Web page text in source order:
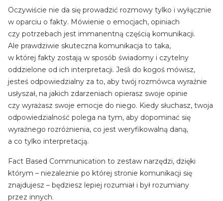
Oczywiście nie da się prowadzić rozmowy tylko i wyłącznie
w oparciu o fakty. Mówienie o emocjach, opiniach
czy potrzebach jest immanentną częścią komunikacji.
Ale prawdziwie skuteczna komunikacja to taka,
w której fakty zostają w sposób świadomy i czytelny
oddzielone od ich interpretacji. Jeśli do kogoś mówisz,
jesteś odpowiedzialny za to, aby twój rozmówca wyraźnie
usłyszał, na jakich zdarzeniach opierasz swoje opinie
czy wyrażasz swoje emocje do niego. Kiedy słuchasz, twoja
odpowiedzialność polega na tym, aby dopominać się
wyraźnego rozróżnienia, co jest weryfikowalną daną,
a co tylko interpretacją.
Fact Based Communication to zestaw narzędzi, dzięki
którym – niezależnie po której stronie komunikacji się
znajdujesz – będziesz lepiej rozumiał i był rozumiany
przez innych.